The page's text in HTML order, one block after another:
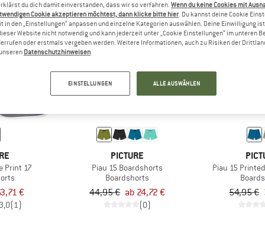
Print 17
€
3,0(1)
bis 45%
PICTURE
Piau 15 Boardshorts
Boardshorts
44,95 € ab 24,72 €
(0)
45%
Piau 15
54,95 €
du dich damit einverstanden, dass wir so verfahren. Wenn du keine Cookies mit
Cookie akzeptieren möchtest, dann klicke bitte hier. Du kannst deine Cookie
in den „Einstellungen“ anpassen und einzelne Kategorien auswählen. Deine Einwilligung
Website nicht notwendig und kann jederzeit unter „Cookie Einstellungen“ im unteren
oder erstmals vergeben werden. Weitere Informationen, auch zu Risiken der
Datenschutzhinweisen.
EINSTELLUNGEN ALLE AUSWÄHLEN